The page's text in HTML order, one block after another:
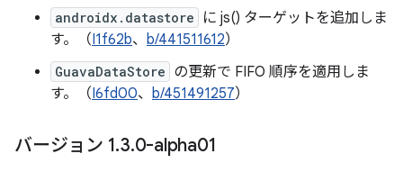
androidx.datastore
に js() ターゲットを追加しま
す。（I1f62b、 b/441511612）
GuavaDataStore の更新で FIFO 順序を適用しま
す。（I6fd00、 b/451491257）
バージョン 1.3.0-alpha01